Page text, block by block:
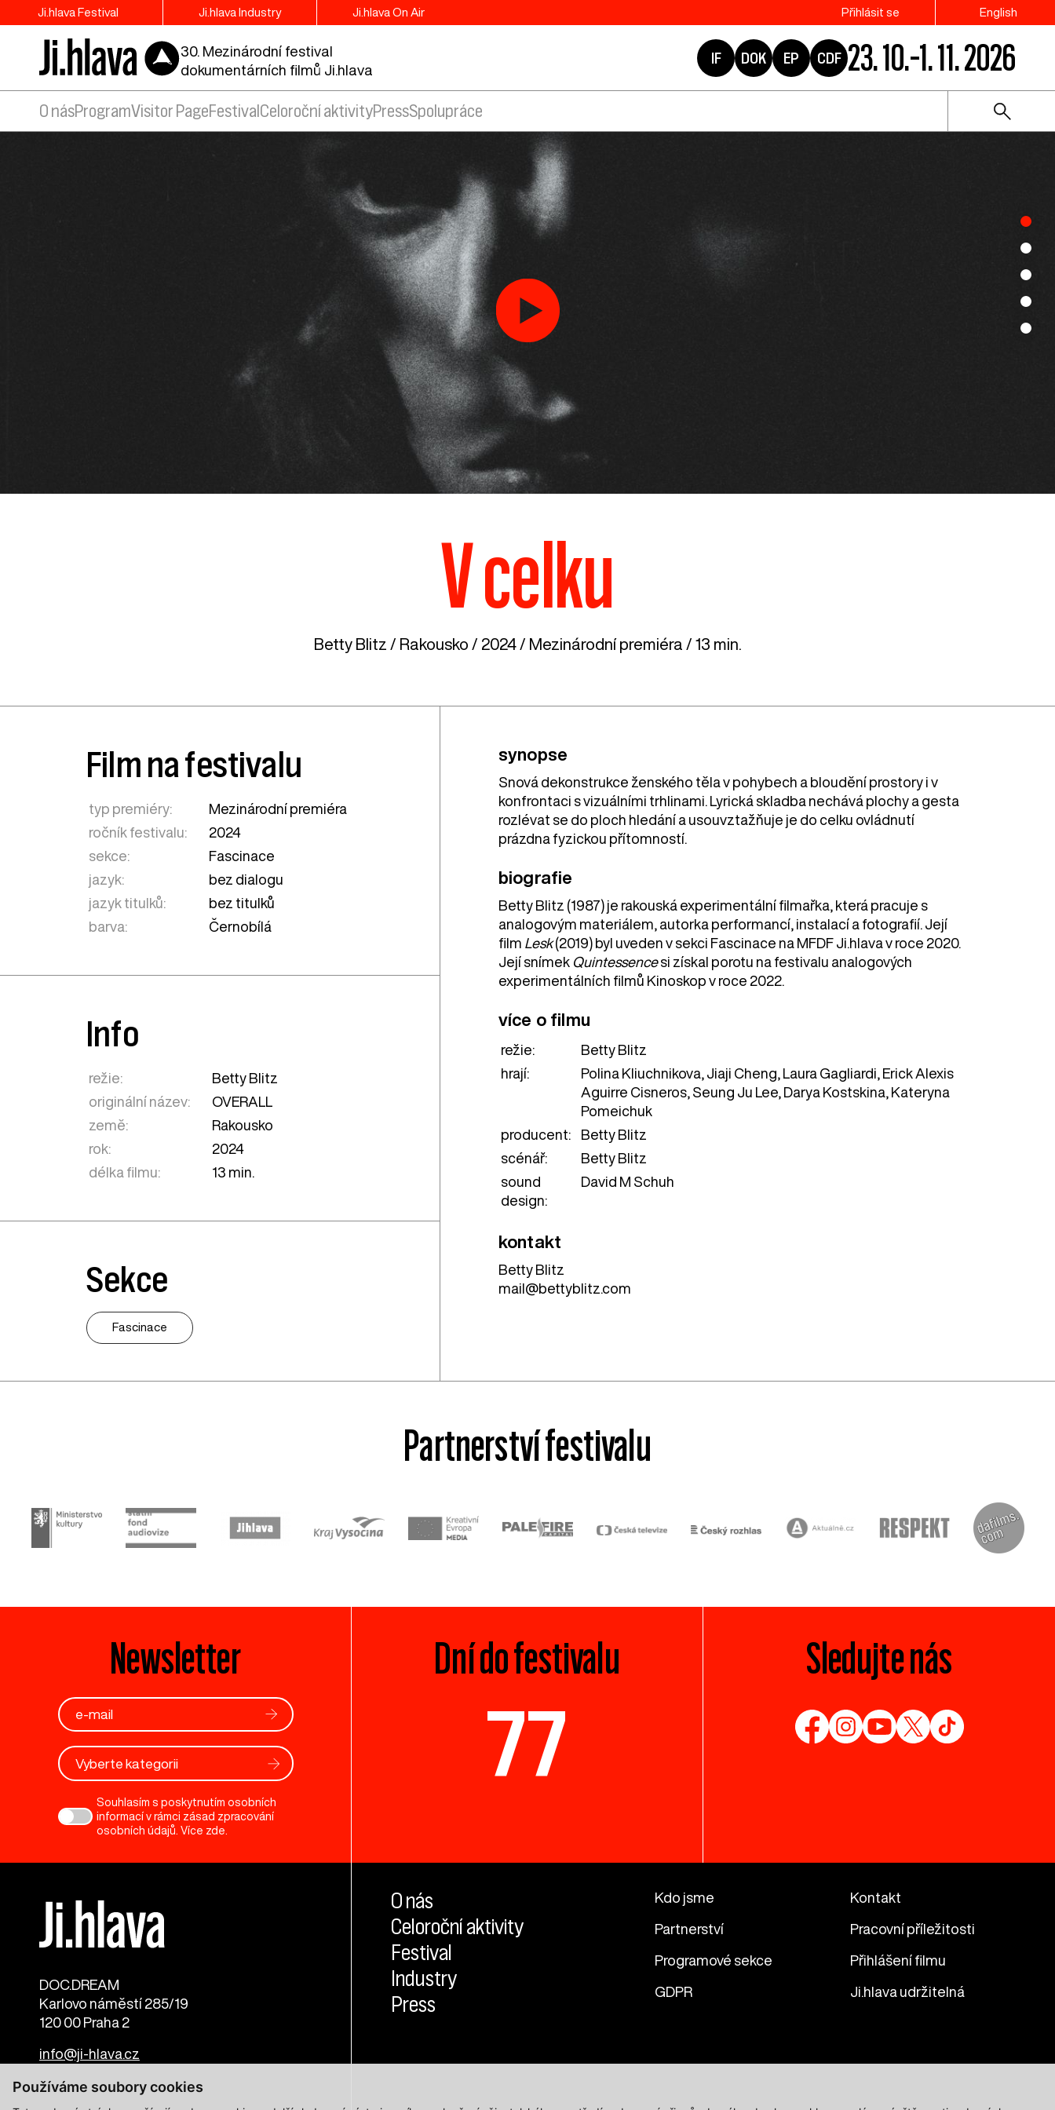
Používáme soubory cookies
Ji.hlava Festival Ji.hlava Industry Ji.hlava On Air Přihlásit se English
30. Mezinárodní festival
dokumentárních filmů Ji.hlava
IF DOK EP CDF 23. 10.–1. 11. 2026
O násProgramVisitor PageFestival Celoroční aktivityPressSpolupráce
V celku
Betty Blitz / Rakousko / 2024 / Mezinárodní premiéra / 13 min.
synopse
Snová dekonstrukce ženského těla v pohybech a bloudění prostory i v
konfrontaci s vizuálními trhlinami. Lyrická skladba nechává plochy a gesta
rozlévat se do ploch hledání a usouvztažňuje je do celku ovládnutí
prázdna fyzickou přítomností.
biografie
Betty Blitz (1987) je rakouská experimentální filmařka, která pracuje s
analogovým materiálem, autorka performancí, instalací a fotografií. Její
film Lesk(2019) byl uveden v sekci Fascinace na MFDF Ji.hlava v roce 2020.
Její snímek Quintessencesi získal porotu na festivalu analogových
experimentálních filmů Kinoskop v roce 2022.
více o filmu
režie:
Betty Blitz
hrají:
Polina Kliuchnikova, Jiaji Cheng, Laura Gagliardi, Erick Alexis
Aguirre Cisneros, Seung Ju Lee, Darya Kostskina, Kateryna
Pomeichuk
producent:
Betty Blitz
scénář:
Betty Blitz
sound
design:
David M Schuh
kontakt
Betty Blitz
mail@bettyblitz.com
Film na festivalu
typ premiéry:
Mezinárodní premiéra
ročník festivalu:
2024
sekce:
Fascinace
jazyk:
bez dialogu
jazyk titulků:
bez titulků
barva:
Černobílá
Info
režie:
Betty Blitz
originální název:
OVERALL
země:
Rakousko
rok:
2024
délka filmu:
13 min.
Sekce
Fascinace
Partnerství festivalu
Newsletter
Vyberte kategorii
Souhlasím s poskytnutím osobních
informací v rámci zásad zpracování
osobních údajů. Více zde.
Dní do festivalu
77
Sledujte nás
DOC.DREAM​
Karlovo náměstí 285/19
120 00 Praha 2
info@ji-hlava.cz
O nás
Celoroční aktivity
Festival
Industry
Press
Kdo jsme Kontakt
Partnerství Pracovní příležitosti
Programové sekce Přihlášení filmu
GDPR Ji.hlava udržitelná